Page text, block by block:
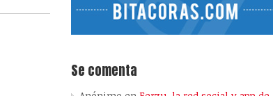
Se comenta